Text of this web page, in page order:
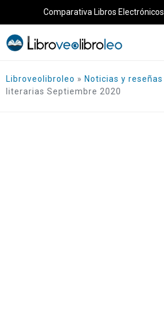
al
contenido
Comparativa Libros Electrónicos
Libroveolibroleo » Noticias y reseñas
literarias Septiembre 2020